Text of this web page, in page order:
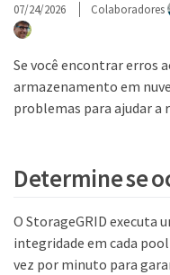
07/24/2026 Colaboradores
Se você encontrar erros
armazenamento em
problemas para ajudar a
Determine se
O StorageGRID executa
integridade em cada
vez por minuto para